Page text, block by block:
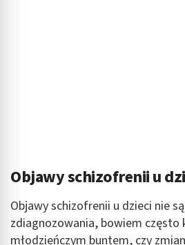
Objawy schizofrenii u
Objawy schizofrenii u dzieci nie
zdiagnozowania, bowiem często
młodzieńczym buntem, czy